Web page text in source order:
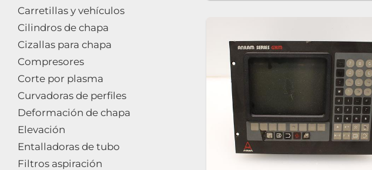
Carretillas y vehículos
Cilindros de chapa
Cizallas para chapa
Compresores
Corte por plasma
Curvadoras de perfiles
Deformación de chapa
Elevación
Entalladoras de tubo
Filtros aspiración